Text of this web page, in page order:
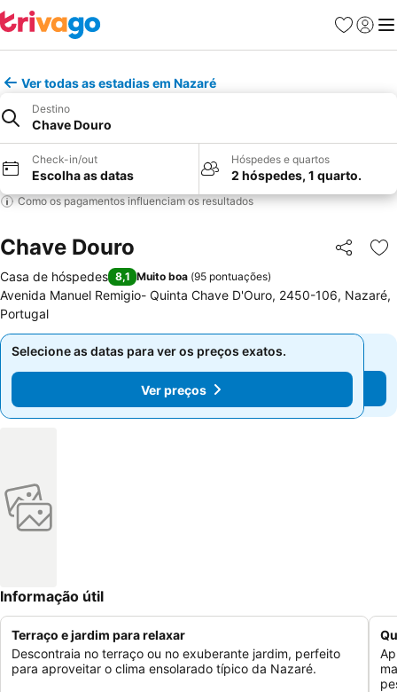
Favoritos
Iniciar
Ver todas as estadias em Nazaré
Destino
Chave Douro
Check-in/out
Escolha as datas
Hóspedes e quartos
2 hóspedes, 1 quarto.
Como os pagamentos influenciam os resultados
Chave Douro Partilhar
Casa de hóspedes 8,1 Muito boa (95 pontuações)
Avenida Manuel Remigio- Quinta Chave D'Ouro, 2450-106, Nazaré,
Portugal
Selecione as datas para ver os preços exatos.
Ver preços
Selecione as datas para ver os preços exatos.
Ver preços
Informação útil
Terraço e jardim para relaxar
Descontraia no terraço ou no exuberante jardim, perfeito
para aproveitar o clima ensolarado típico da Nazaré.